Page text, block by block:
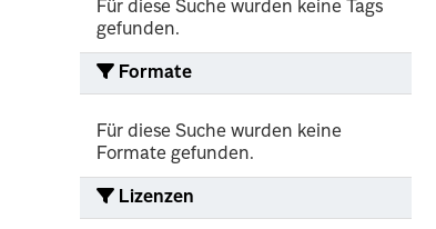
Für diese Suche wurden keine Tags
gefunden.
Formate
Für diese Suche wurden keine
Formate gefunden.
Lizenzen